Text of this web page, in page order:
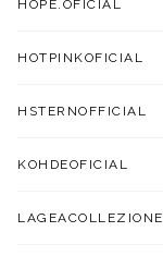
HOPE.OFICIAL
HOTPINKOFICIAL
HSTERNOFFICIAL
KOHDEOFICIAL
LAGEACOLLEZIONE